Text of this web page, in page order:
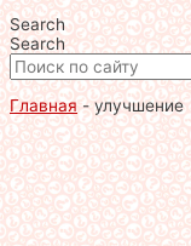
Search
Search
Главная-улучшение